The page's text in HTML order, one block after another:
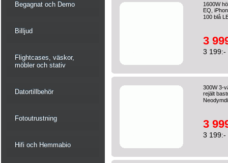
Begagnat och Demo
Billjud
Flightcases, väskor,
möbler och stativ
Datortillbehör
Fotoutrustning
Hifi och Hemmabio
1600W
EQ,
100 blå
3
3 199:-
300W 3-
rejält
3
3 199:-